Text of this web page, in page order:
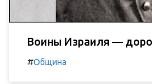
Воины Израиля —
#Община